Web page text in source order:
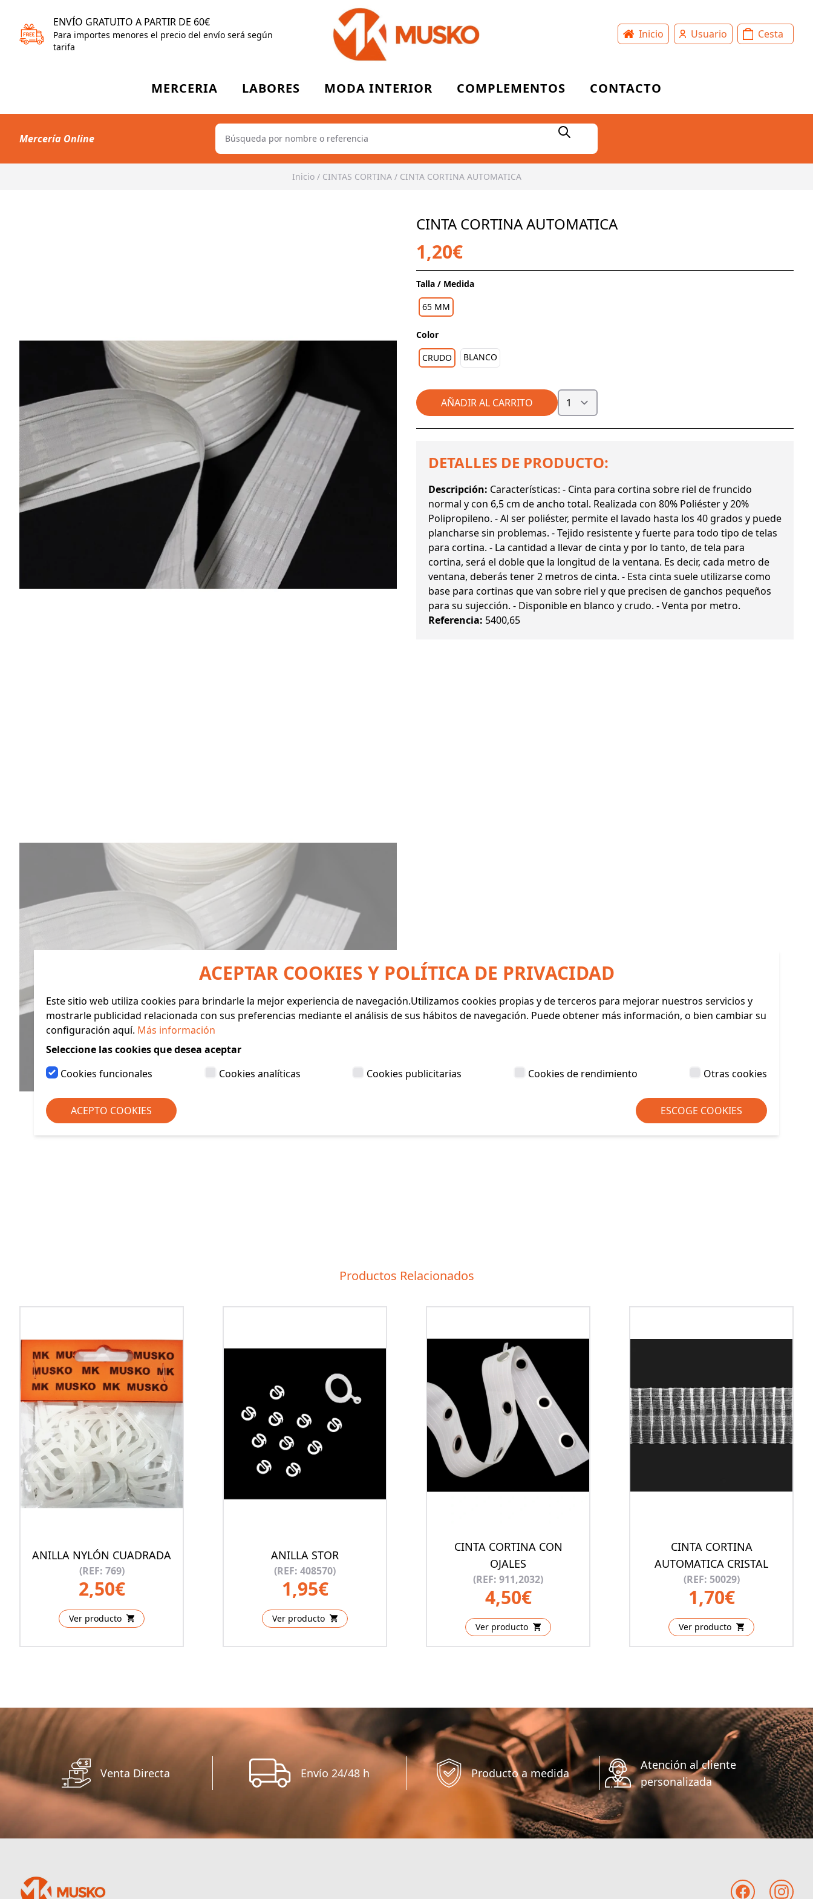
ENVÍO GRATUITO A PARTIR DE 60€
Para importes menores el precio del envío será según
tarifa
Inicio Usuario Cesta
MERCERIA LABORES MODA INTERIOR COMPLEMENTOS CONTACTO
Mercería Online
Inicio / CINTAS CORTINA / CINTA CORTINA AUTOMATICA
CINTA CORTINA AUTOMATICA
1,20€
Talla / Medida
65 MM
Color
CRUDO
BLANCO
AÑADIR AL CARRITO
DETALLES DE PRODUCTO:
Descripción: Características: - Cinta para cortina sobre riel de fruncido
normal y con 6,5 cm de ancho total. Realizada con 80% Poliéster y 20%
Polipropileno. - Al ser poliéster, permite el lavado hasta los 40 grados y puede
plancharse sin problemas. - Tejido resistente y fuerte para todo tipo de telas
para cortina. - La cantidad a llevar de cinta y por lo tanto, de tela para
cortina, será el doble que la longitud de la ventana. Es decir, cada metro de
ventana, deberás tener 2 metros de cinta. - Esta cinta suele utilizarse como
base para cortinas que van sobre riel y que precisen de ganchos pequeños
para su sujección. - Disponible en blanco y crudo. - Venta por metro.
Referencia: 5400,65
Productos Relacionados
ANILLA NYLÓN CUADRADA
(REF: 769)
2,50€
Ver producto
ANILLA STOR
(REF: 408570)
1,95€
Ver producto
CINTA CORTINA CON
OJALES
(REF: 911,2032)
4,50€
Ver producto
CINTA CORTINA
AUTOMATICA CRISTAL
(REF: 50029)
1,70€
Ver producto
Venta Directa Envío 24/48 h Producto a medida
Atención al cliente
personalizada
ACEPTAR COOKIES Y POLÍTICA DE PRIVACIDAD
Este sitio web utiliza cookies para brindarle la mejor experiencia de navegación.Utilizamos cookies propias y de terceros para mejorar nuestros servicios y
mostrarle publicidad relacionada con sus preferencias mediante el análisis de sus hábitos de navegación. Puede obtener más información, o bien cambiar su
configuración aquí. Más información
Seleccione las cookies que desea aceptar
Cookies funcionales
Cookies analíticas Cookies publicitarias Cookies de rendimiento Otras cookies
ACEPTO COOKIES ESCOGE COOKIES